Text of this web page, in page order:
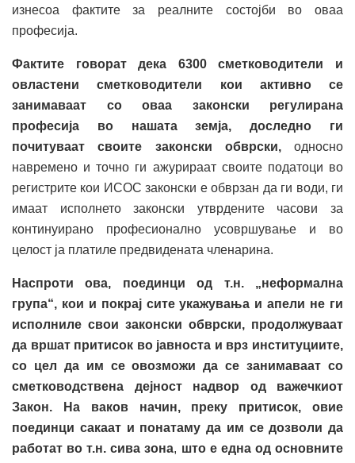
изнесоа фактите за реалните состојби во оваа
професија.
Фактите говорат дека 6300 сметководители и
овластени сметководители кои активно се
занимаваат со оваа законски регулирана
професија во нашата земја, доследно ги
почитуваат своите законски обврски,односно
навремено и точно ги ажурираат своите податоци во
регистрите кои ИСОС законски е обврзан да ги води, ги
имаат исполнето законски утврдените часови за
континуирано професионално усовршување и во
целост ја платиле предвидената членарина.
Наспроти ова,
поединци од т.н. „неформална
група“, кои и покрај сите укажувања и апели не ги
исполниле свои законски обврски, продолжуваат
да вршат притисок во јавноста и врз институциите,
со цел да им се овозможи да се занимаваат со
сметководствена дејност надвор од важечкиот
Закон.
На ваков начин, преку притисок, овие
поединци сакаат и понатаму да им се дозволи да
работат во т.н. сива зона, што е една од основните